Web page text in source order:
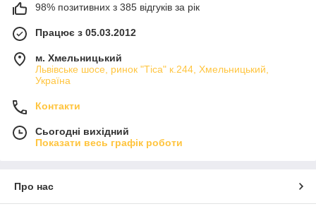
98% позитивних з 385 відгуків за рік
Працює з 05.03.2012
м. Хмельницький
Львівське шосе, ринок "Тіса" к.244, Хмельницький,
Україна
Контакти
Сьогодні вихідний
Показати весь графік роботи
Про нас